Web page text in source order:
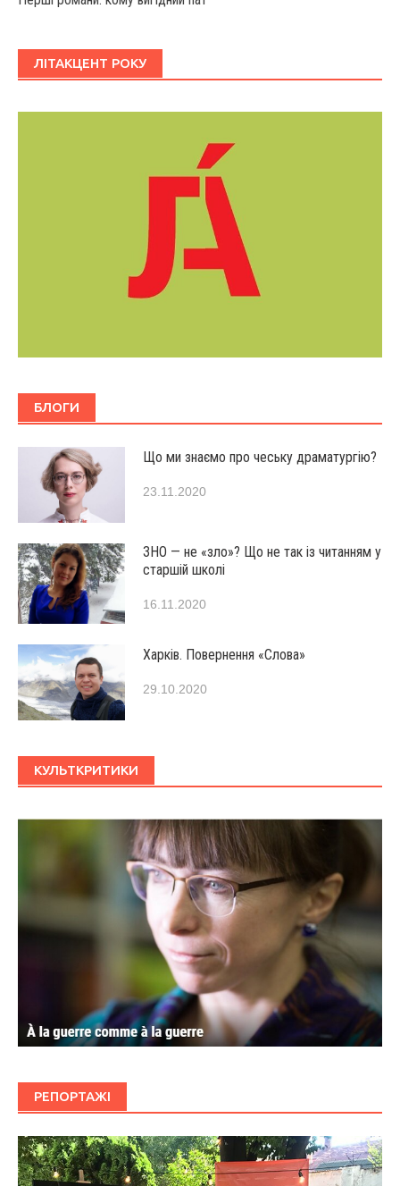
ЛІТАКЦЕНТ РОКУ
БЛОГИ
Що ми знаємо про чеську драматургію?
23.11.2020
ЗНО — не «зло»? Що не так із читанням у
старшій школі
16.11.2020
Харків. Повернення «Слова»
29.10.2020
КУЛЬТКРИТИКИ
РЕПОРТАЖІ